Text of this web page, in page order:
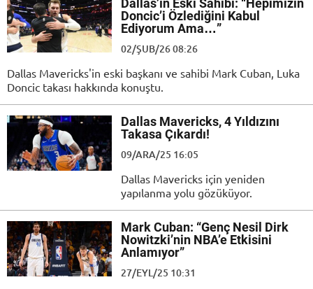
Dallas’ın Eski Sahibi: “Hepimizin
Doncic’i Özlediğini Kabul
Ediyorum Ama…”
02/ŞUB/26 08:26
Dallas Mavericks'in eski başkanı ve sahibi Mark Cuban, Luka
Doncic takası hakkında konuştu.
Dallas Mavericks, 4 Yıldızını
Takasa Çıkardı!
09/ARA/25 16:05
Dallas Mavericks için yeniden
yapılanma yolu gözüküyor.
Mark Cuban: “Genç Nesil Dirk
Nowitzki’nin NBA’e Etkisini
Anlamıyor”
27/EYL/25 10:31